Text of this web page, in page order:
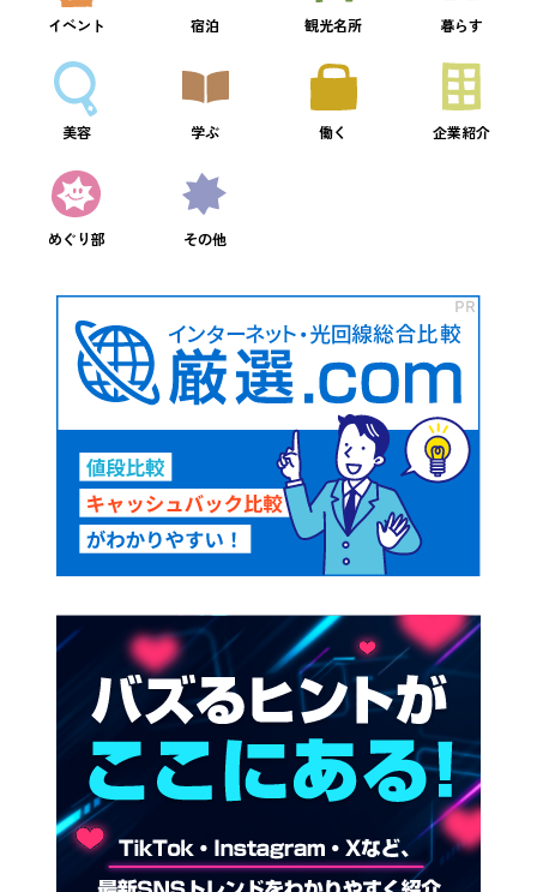
イベント 宿泊 観光名所 暮らす
美容 学ぶ 働く 企業紹介
めぐり部 その他